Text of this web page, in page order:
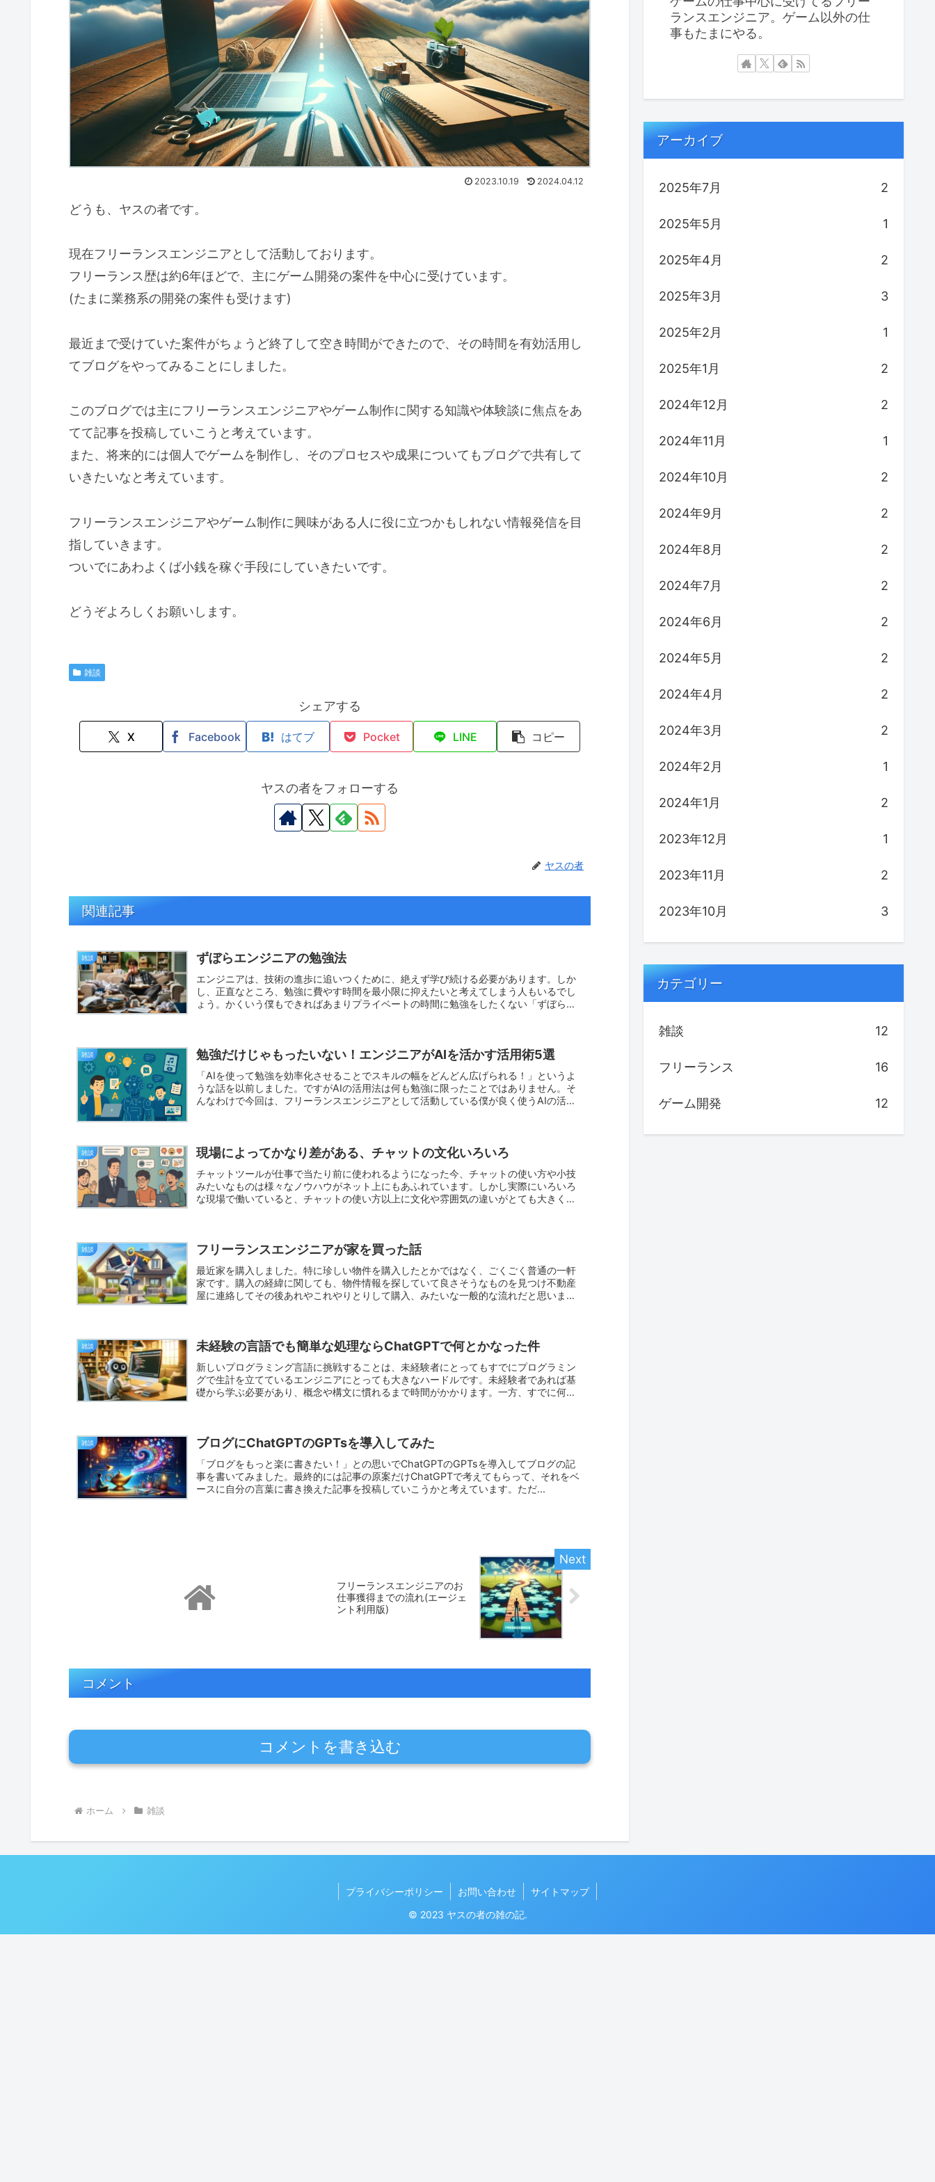
2023.10.19 2024.04.12
どうも、ヤスの者です。
現在フリーランスエンジニアとして活動しております。
フリーランス歴は約6年ほどで、主にゲーム開発の案件を中心に受けています。
(たまに業務系の開発の案件も受けます)
最近まで受けていた案件がちょうど終了して空き時間ができたので、その時間を有効活用し
てブログをやってみることにしました。
このブログでは主にフリーランスエンジニアやゲーム制作に関する知識や体験談に焦点をあ
てて記事を投稿していこうと考えています。
また、将来的には個人でゲームを制作し、そのプロセスや成果についてもブログで共有して
いきたいなと考えています。
フリーランスエンジニアやゲーム制作に興味がある人に役に立つかもしれない情報発信を目
指していきます。
ついでにあわよくば小銭を稼ぐ手段にしていきたいです。
どうぞよろしくお願いします。
雑談
シェアする
X Facebook はてブ Pocket LINE コピー
ヤスの者をフォローする
ヤスの者
関連記事
雑談 ずぼらエンジニアの勉強法
エンジニアは、技術の進歩に追いつくために、絶えず学び続ける必要があります。しか
し、正直なところ、勉強に費やす時間を最小限に抑えたいと考えてしまう人もいるでし
ょう。かくいう僕もできればあまりプライベートの時間に勉強をしたくない「ずぼら」
雑談 勉強だけじゃもったいない！エンジニアがAIを活かす活用術5選
「AIを使って勉強を効率化させることでスキルの幅をどんどん広げられる！」というよ
うな話を以前しました。ですがAIの活用法は何も勉強に限ったことではありません。そ
んなわけで今回は、フリーランスエンジニアとして活動している僕が良く使うAIの活
雑談 現場によってかなり差がある、チャットの文化いろいろ
チャットツールが仕事で当たり前に使われるようになった今、チャットの使い方や小技
みたいなものは様々なノウハウがネット上にもあふれています。しかし実際にいろいろ
な現場で働いていると、チャットの使い方以上に文化や雰囲気の違いがとても大きく
雑談 フリーランスエンジニアが家を買った話
最近家を購入しました。特に珍しい物件を購入したとかではなく、ごくごく普通の一軒
家です。購入の経緯に関しても、物件情報を探していて良さそうなものを見つけ不動産
屋に連絡してその後あれやこれやりとりして購入、みたいな一般的な流れだと思いま
雑談 未経験の言語でも簡単な処理ならChatGPTで何とかなった件
新しいプログラミング言語に挑戦することは、未経験者にとってもすでにプログラミン
グで生計を立てているエンジニアにとっても大きなハードルです。未経験者であれば基
礎から学ぶ必要があり、概念や構文に慣れるまで時間がかかります。一方、すでに何か
雑談 ブログにChatGPTのGPTsを導入してみた
「ブログをもっと楽に書きたい！」との思いでChatGPTのGPTsを導入してブログの記
事を書いてみました。最終的には記事の原案だけChatGPTで考えてもらって、それをベ
ースに自分の言葉に書き換えた記事を投稿していこうかと考えています。ただ...
フリーランスエンジニアのお
仕事獲得までの流れ(エージェ
ント利用版)
コメント
コメントを書き込む
ホーム 雑談
ランスエンジニア。ゲーム以外の仕
事もたまにやる。
アーカイブ
2025年7月 2
2025年5月 1
2025年4月 2
2025年3月 3
2025年2月 1
2025年1月 2
2024年12月 2
2024年11月 1
2024年10月 2
2024年9月 2
2024年8月 2
2024年7月 2
2024年6月 2
2024年5月 2
2024年4月 2
2024年3月 2
2024年2月 1
2024年1月 2
2023年12月 1
2023年11月 2
2023年10月 3
カテゴリー
雑談 12
フリーランス 16
ゲーム開発 12
プライバシーポリシー お問い合わせ
サイトマップ
© 2023 ヤスの者の雑の記.